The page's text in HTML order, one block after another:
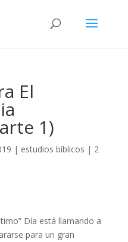
El
1)
| estudios bíblicos | 2
Día está llamando a
para un gran